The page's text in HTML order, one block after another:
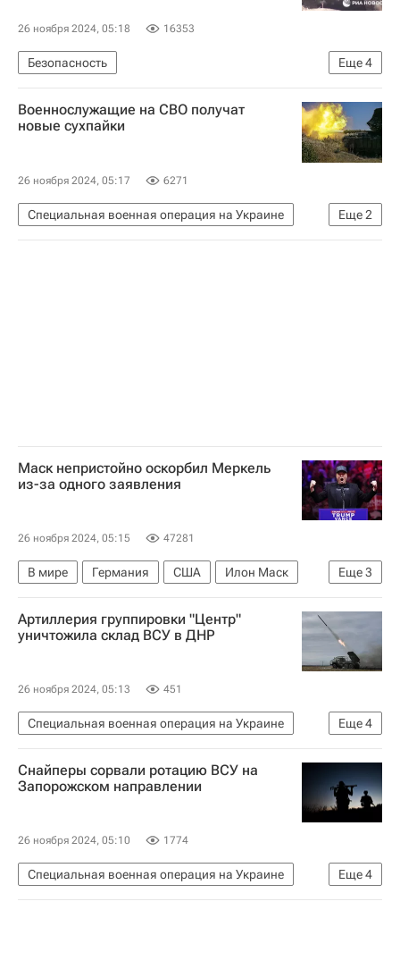
26 ноября 2024, 05:18 16353
Еще4
Безопасность
Министерство обороны РФ (Минобороны РФ)
Вооруженные силы Украины
Т-80
Военнослужащие на СВО получат
новые сухпайки
26 ноября 2024, 05:17 6271
Еще2
Специальная военная операция на Украине
Россия
Безопасность
Маск непристойно оскорбил Меркель
из-за одного заявления
26 ноября 2024, 05:15 47281
Еще3
В мире Германия США
Илон Маск
Ангела Меркель
SpaceX Дональд Трамп
Артиллерия группировки "Центр"
уничтожила склад ВСУ в ДНР
26 ноября 2024, 05:13 451
Еще4
Специальная военная операция на Украине
Россия
Донецкая Народная Республика
Вооруженные силы Украины
Безопасность
Снайперы сорвали ротацию ВСУ на
Запорожском направлении
26 ноября 2024, 05:10 1774
Еще4
Специальная военная операция на Украине
Россия
Вооруженные силы Украины